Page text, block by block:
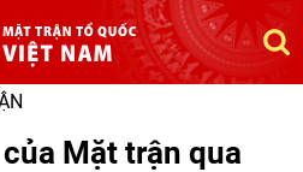
Mặt trận qua